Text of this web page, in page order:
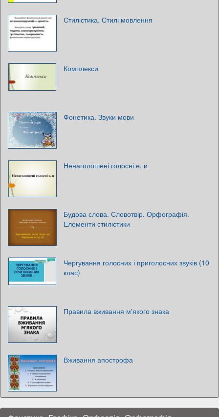
Стилістика. Стилі мовлення
Комплекси
Фонетика. Звуки мови
Ненаголошені голосні е, и
Будова слова. Словотвір. Орфографія.
Елементи стилістики
Чергування голосних і приголосних звуків (10
клас)
Правила вживання м'якого знака
Вживання апострофа